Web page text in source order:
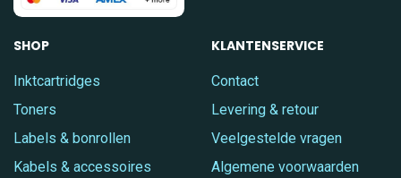
SHOP
Inktcartridges
Toners
Labels & bonrollen
Kabels & accessoires
KLANTENSERVICE
Contact
Levering & retour
Veelgestelde vragen
Algemene voorwaarden